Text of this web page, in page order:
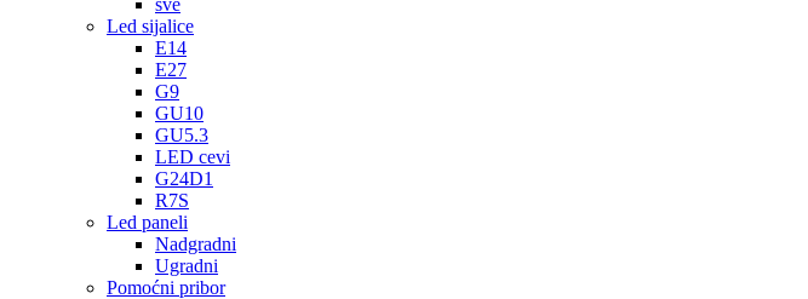
sve
Led sijalice
E14
E27
G9
GU10
GU5.3
LED cevi
G24D1
R7S
Led paneli
Nadgradni
Ugradni
Pomoćni pribor